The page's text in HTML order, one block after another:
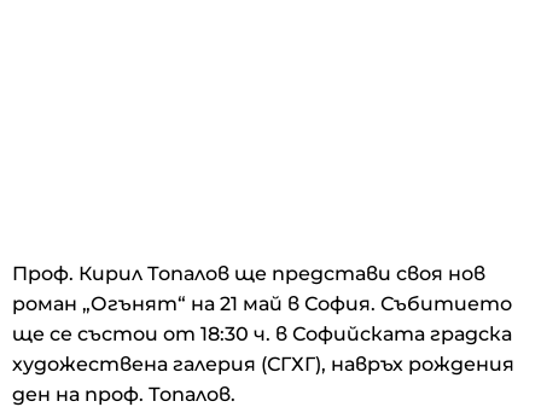
Проф. Кирил Топалов ще представи своя нов
роман „Огънят“ на 21 май в София. Събитието
ще се състои от 18:30 ч. в Софийската градска
художествена галерия (СГХГ), навръх рождения
ден на проф. Топалов.